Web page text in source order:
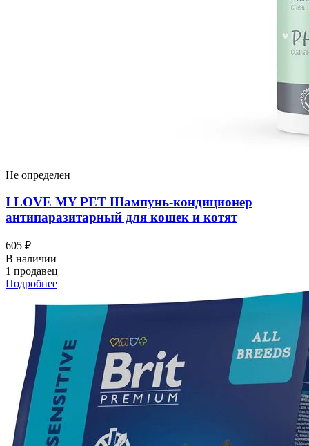
Не определен
I LOVЕ MY PET Шампунь-кондиционер
антипаразитарный для кошек и котят
605 ₽
В наличии
1 продавец
Подробнее